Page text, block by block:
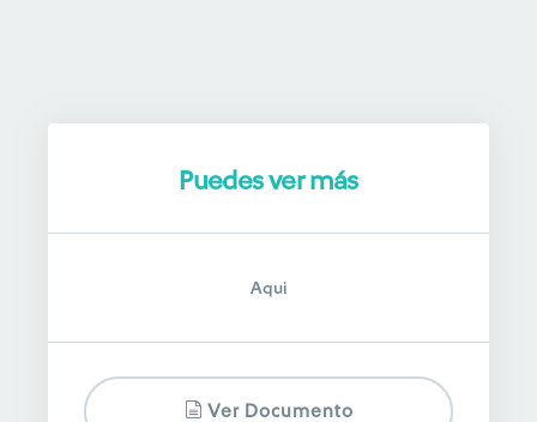
Puedes ver más
Aqui
Ver Documento